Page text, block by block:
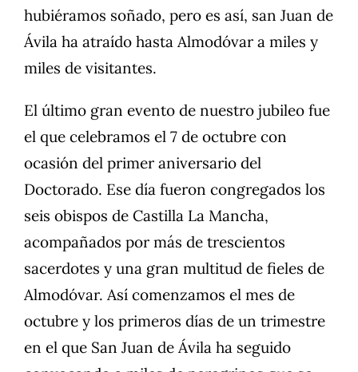
hubiéramos soñado, pero es así, san Juan de
Ávila ha atraído hasta Almodóvar a miles y
miles de visitantes.
El último gran evento de nuestro jubileo fue
el que celebramos el 7 de octubre con
ocasión del primer aniversario del
Doctorado. Ese día fueron congregados los
seis obispos de Castilla La Mancha,
acompañados por más de trescientos
sacerdotes y una gran multitud de fieles de
Almodóvar. Así comenzamos el mes de
octubre y los primeros días de un trimestre
en el que San Juan de Ávila ha seguido